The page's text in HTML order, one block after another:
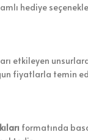
hediye
etkileyen
fiyatlarla temin
formatında